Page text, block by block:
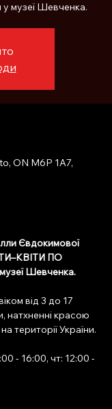
музеї Шевченка.
ON M6P 1A7,
Євдокимової
ПО
Шевченка.
від 3 до 17
натхненні красою
території України.
- 16:00, чт: 12:00 -